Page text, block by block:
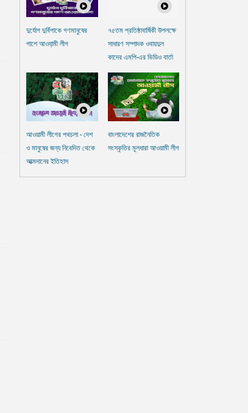
দুর্যোগ দুর্বিপাকে গণমানুষের
পাশে আওযা়মী লীগ
৭৫তম প্রতিষ্ঠাবার্ষিকী উপলক্ষে
সাধারণ সম্পাদক ওবায়দুল
কাদের এমপি-এর ভিডিও বার্তা
আওয়ামী লীগের পথচলা - দেশ
ও মানুষের জন্য নিবেদিত থেকে
আত্মদানের ইতিহাস
বাংলাদেশের রাজনৈতিক
সংস্কৃতির মূলধারা আওয়ামী লীগ